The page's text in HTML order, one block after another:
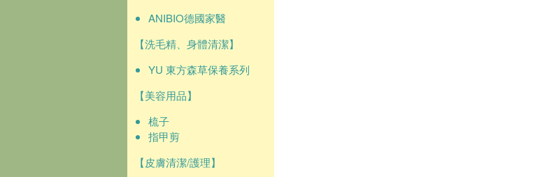
ANIBIO德國家醫
【洗毛精、身體清潔】
YU 東方森草保養系列
【美容用品】
梳子
指甲剪
【皮膚清潔/護理】